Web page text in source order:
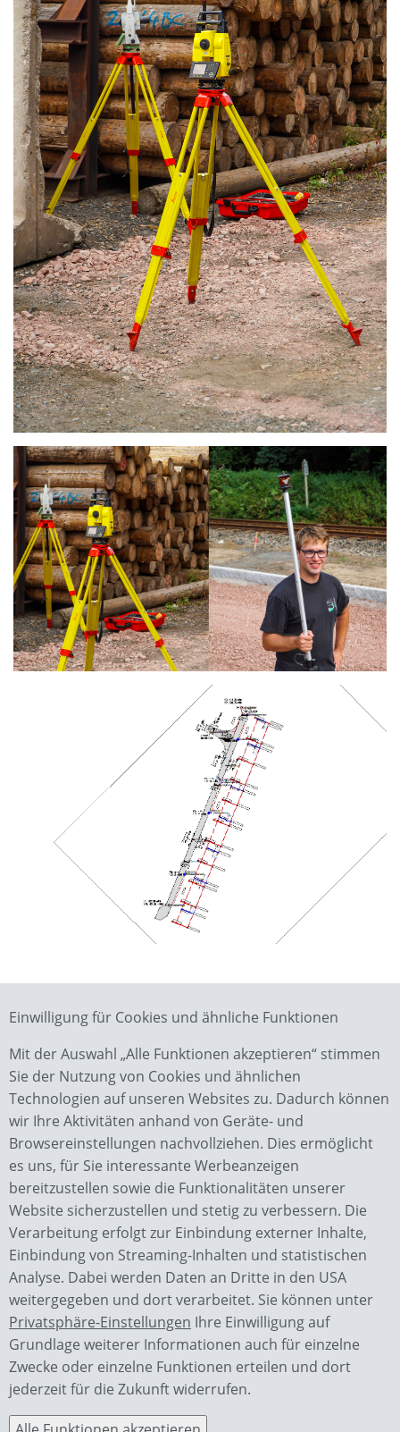
Zurück zur Übersicht
Wächter GmbH
Bauunternehmen
Piesauer Str. 4a
98724 Neuhaus OT Lichte
Kontakt
0049 36701 / 2770
info@waechterbau.de
Einwilligung für Cookies und ähnliche Funktionen
Mit der Auswahl „Alle Funktionen akzeptieren“ stimmen
Sie der Nutzung von Cookies und ähnlichen
Technologien auf unseren Websites zu. Dadurch können
wir Ihre Aktivitäten anhand von Geräte- und
Browsereinstellungen nachvollziehen. Dies ermöglicht
es uns, für Sie interessante Werbeanzeigen
bereitzustellen sowie die Funktionalitäten unserer
Website sicherzustellen und stetig zu verbessern. Die
Verarbeitung erfolgt zur Einbindung externer Inhalte,
Einbindung von Streaming-Inhalten und statistischen
Analyse. Dabei werden Daten an Dritte in den USA
weitergegeben und dort verarbeitet. Sie können unter
Privatsphäre-Einstellungen Ihre Einwilligung auf
Grundlage weiterer Informationen auch für einzelne
Zwecke oder einzelne Funktionen erteilen und dort
jederzeit für die Zukunft widerrufen.